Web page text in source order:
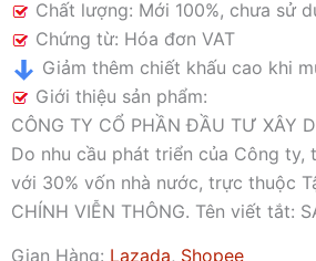
Chất lượng: Mới 100%, chưa sử
Chứng từ: Hóa đơn VAT
Giảm thêm chiết khấu cao khi
Giới thiệu sản phẩm:
CÔNG TY CỔ PHẦN ĐẦU TƯ XÂY
Do nhu cầu phát triển của Công
với 30% vốn nhà nước, trực thuộc
CHÍNH VIỄN THÔNG. Tên viết tắt:
Gian Hàng: Lazada, Shopee